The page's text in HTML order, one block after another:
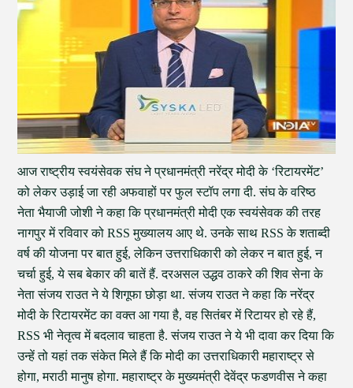
आज राष्ट्रीय स्वयंसेवक संघ ने प्रधानमंत्री नरेंद्र मोदी के ‘रिटायरमेंट’
को लेकर उड़ाई जा रही अफवाहों पर फुल स्टॉप लगा दी. संघ के वरिष्ठ
नेता भैयाजी जोशी ने कहा कि प्रधानमंत्री मोदी एक स्वयंसेवक की तरह
नागपुर में रविवार को RSS मुख्यालय आए थे. उनके साथ RSS के शताब्दी
वर्ष की योजना पर बात हुई, लेकिन उत्तराधिकारी को लेकर न बात हुई, न
चर्चा हुई, ये सब बेकार की बातें हैं. दरअसल उद्धव ठाकरे की शिव सेना के
नेता संजय राउत ने ये शिगूफा छोड़ा था. संजय राउत ने कहा कि नरेंद्र
मोदी के रिटायरमेंट का वक्त आ गया है, वह सितंबर में रिटायर हो रहे हैं,
RSS भी नेतृत्व में बदलाव चाहता है. संजय राउत ने ये भी दावा कर दिया कि
उन्हें तो यहां तक संकेत मिले हैं कि मोदी का उत्तराधिकारी महाराष्ट्र से
होगा, मराठी मानुष होगा. महाराष्ट्र के मुख्यमंत्री देवेंद्र फडणवीस ने कहा